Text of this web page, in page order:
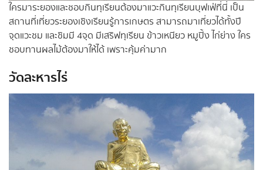
ใครมาระยองและชอบกินทุเรียนต้องมาแวะกินทุเรียนบุฟเฟ่ที่นี่ เป็น
สถานที่เที่ยวระยองเชิงเรียนรู้การเกษตร สามารถมาเที่ยวได้ทั้งปี
จุดแวะชม และชิมมี 4จุด มีเสริฟทุเรียน ข้าวเหนียว หมูปิ้ง ไก่ย่าง ใคร
ชอบทานผลไม้ต้องมาให้ได้ เพราะคุ้มค่ามาก
วัดละหารไร่